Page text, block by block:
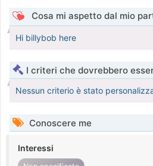
Cosa mi aspetto dal mio
Hi billybob here
I criteri che dovrebbero
Nessun criterio è stato
Conoscere me
Interessi